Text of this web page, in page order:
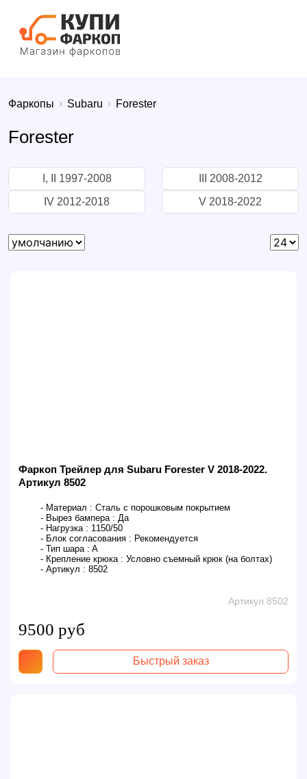
Фаркопы Subaru Forester
Forester
I, II 1997-2008
III 2008-2012
IV 2012-2018
V 2018-2022
Фаркоп Трейлер для Subaru Forester V 2018-2022.
Артикул 8502
- Материал : Сталь с порошковым покрытием
- Вырез бампера : Да
- Нагрузка : 1150/50
- Блок согласования : Рекомендуется
- Тип шара : A
- Крепление крюка : Условно съемный крюк (на болтах)
- Артикул : 8502
Артикул 8502
9500 руб
Быстрый заказ